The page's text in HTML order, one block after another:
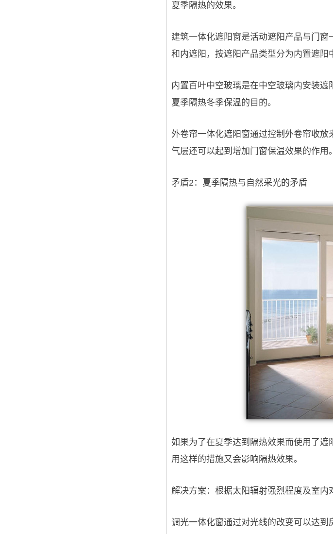
夏季隔热的效果。
建筑一体化遮阳窗是活动遮阳产品与门
和内遮阳，按遮阳产品类型分为内置遮阳
内置百叶中空玻璃是在中空玻璃内安装
夏季隔热冬季保温的目的。
外卷帘一体化遮阳窗通过控制外卷帘收
气层还可以起到增加门窗保温效果的作用。
矛盾2：夏季隔热与自然采光的矛盾
如果为了在夏季达到隔热效果而使用了
用这样的措施又会影响隔热效果。
解决方案：根据太阳辐射强烈程度及室内
调光一体化窗通过对光线的改变可以达